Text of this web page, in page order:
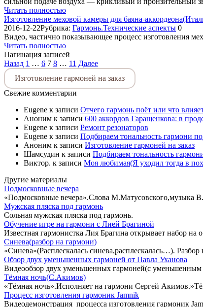
Читать полностью
Изготовление меховой камеры для баяна-
2016-12-22Рубрика: Гармонь.Технические аспекты 0
Видео, частично показывающее процесс изготовления
Читать полностью
Пагинация записей
Назад 1 … 6 7 8 … 11 Далее
Изготовление гармоней на заказ
Свежие комментарии
Eugene к записи Отчего гармонь поёт или что
Аноним к записи 600 аккордов Гаращенкова: в
Eugene к записи Ремонт резонаторов
Eugene к записи Подбираем тональность гармони
Аноним к записи Изготовление гармоней на заказ
Шамсудин к записи Подбираем тональность
Виктор. к записи Моя любимая(Я уходил тогда в
Другие материалы
Подмосковные вечера
«Подмосковные вечера».Слова М.Матусовского,музыка
Мужская пляска под гармонь
Сольная мужская пляска под гармонь.
Обучение игре на гармони с Лией Брагиной
Известная гармонистка Лия Брагина открывает набор на
Синева(разбор на гармони)
«Синева»(Расплескалась синева,расплескалась…).
Обзор двух уменьшенных гармоней от Павла Уханова
Видеообзор двух уменьшенных гармоней(с
Тёмная ночь(С.Акимов)
«Тёмная ночь».Исполняет на гармони Сергей
Процесс изготовления гармоник Jamnik
Видеодемонстрация процесса изготовления гармоник